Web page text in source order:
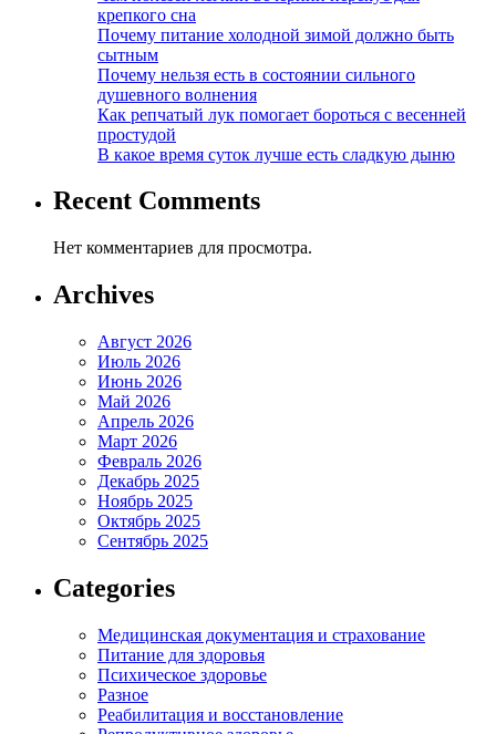
крепкого сна
Почему питание холодной зимой должно быть
сытным
Почему нельзя есть в состоянии сильного
душевного волнения
Как репчатый лук помогает бороться с весенней
простудой
В какое время суток лучше есть сладкую дыню
Recent Comments
Нет комментариев для просмотра.
Archives
Август 2026
Июль 2026
Июнь 2026
Май 2026
Апрель 2026
Март 2026
Февраль 2026
Декабрь 2025
Ноябрь 2025
Октябрь 2025
Сентябрь 2025
Categories
Медицинская документация и страхование
Питание для здоровья
Психическое здоровье
Разное
Реабилитация и восстановление